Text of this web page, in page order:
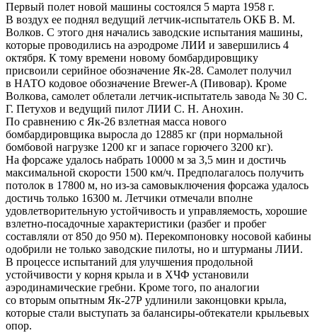
Первый полет новой машины состоялся 5 марта 1958 г.
В воздух ее поднял ведущий летчик-испытатель ОКБ В. М.
Волков. С этого дня начались заводские испытания машины,
которые проводились на аэродроме ЛИИ и завершились 4
октября. К тому времени новому бомбардировщику
присвоили серийное обозначение Як-28. Самолет получил
в НАТО кодовое обозначение Brewer-A (Пивовар). Кроме
Волкова, самолет облетали летчик-испытатель завода № 30 С.
Г. Петухов и ведущий пилот ЛИИ С. Н. Анохин.
По сравнению с Як-26 взлетная масса нового
бомбардировщика выросла до 12885 кг (при нормальной
бомбовой нагрузке 1200 кг и запасе горючего 3200 кг).
На форсаже удалось набрать 10000 м за 3,5 мин и достичь
максимальной скорости 1500 км/ч. Предполагалось получить
потолок в 17800 м, но из-за самовыключения форсажа удалось
достичь только 16300 м. Летчики отмечали вполне
удовлетворительную устойчивость и управляемость, хорошие
взлетно-посадочные характеристики (разбег и пробег
составляли от 850 до 950 м). Перекомпоновку носовой кабины
одобрили не только заводские пилоты, но и штурманы ЛИИ.
В процессе испытаний для улучшения продольной
устойчивости у корня крыла и в ХЧФ установили
аэродинамические гребни. Кроме того, по аналогии
со вторым опытным Як-27Р удлинили законцовки крыла,
которые стали выступать за балансиры-обтекатели крыльевых
опор.